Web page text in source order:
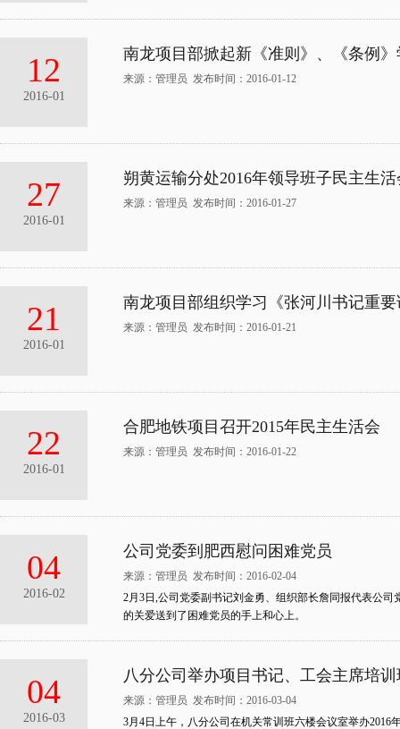
12
2016-01
南龙项目部掀起新《准则》、《条例
来源：管理员 发布时间：2016-01-12
27
2016-01
朔黄运输分处2016年领导班子民主生活
来源：管理员 发布时间：2016-01-27
21
2016-01
南龙项目部组织学习《张河川书记重
来源：管理员 发布时间：2016-01-21
22
2016-01
合肥地铁项目召开2015年民主生活会
来源：管理员 发布时间：2016-01-22
04
2016-02
公司党委到肥西慰问困难党员
来源：管理员 发布时间：2016-02-04
2月3日,公司党委副书记刘金勇、组织部长詹同报代表公
的关爱送到了困难党员的手上和心上。
04
2016-03
八分公司举办项目书记、工会主席培训
来源：管理员 发布时间：2016-03-04
3月4日上午，八分公司在机关常训班六楼会议室举办